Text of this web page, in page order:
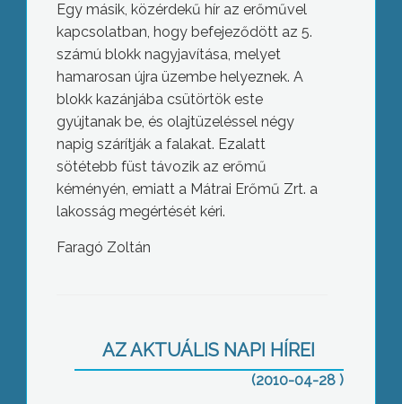
Egy másik, közérdekű hír az erőművel
kapcsolatban, hogy befejeződött az 5.
számú blokk nagyjavítása, melyet
hamarosan újra üzembe helyeznek. A
blokk kazánjába csütörtök este
gyújtanak be, és olajtüzeléssel négy
napig szárítják a falakat. Ezalatt
sötétebb füst távozik az erőmű
kéményén, emiatt a Mátrai Erőmű Zrt. a
lakosság megértését kéri.
Faragó Zoltán
AZ AKTUÁLIS NAPI HÍREI
(2010-04-28 )